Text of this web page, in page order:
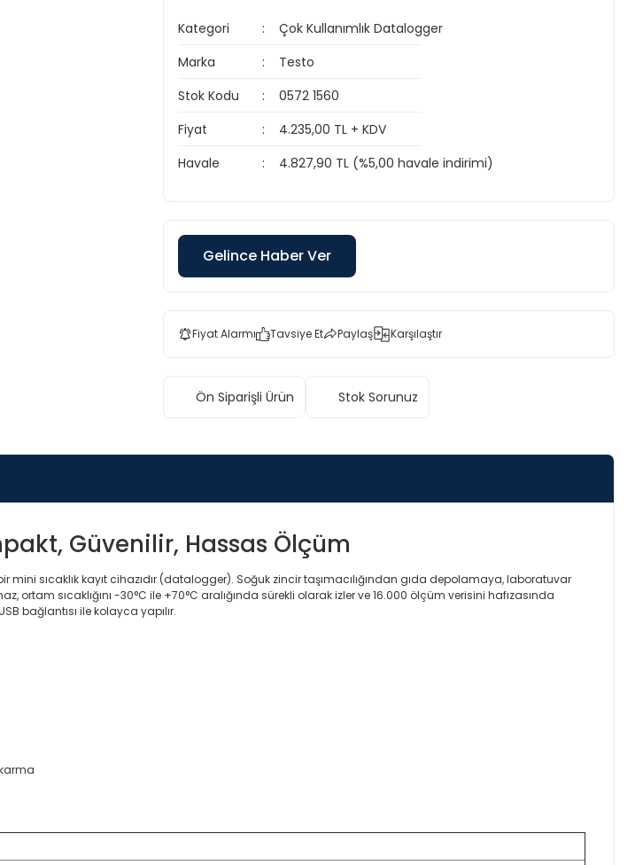
Kategori
Çok Kullanımlık Datalogger
Marka
Testo
Stok Kodu
0572 1560
Fiyat
4.235,00 TL + KDV
Havale
4.827,90 TL (%5,00 havale indirimi)
Gelince Haber Ver
Fiyat Alarmı Tavsiye Et Paylaş Karşılaştır
Ön Siparişli Ürün Stok Sorunuz
Güvenilir, Hassas Ölçüm
sıcaklık kayıt cihazıdır (datalogger). Soğuk zincir taşımacılığından gıda depolamaya, laboratuvar
sıcaklığını -30°C ile +70°C aralığında sürekli olarak izler ve 16.000 ölçüm verisini hafızasında
bağlantısı ile kolayca yapılır.